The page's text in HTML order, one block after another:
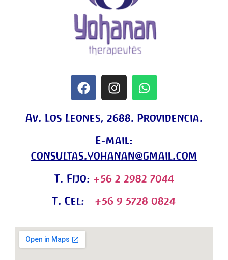
Av. Los Leones, 2688. Providencia.
E-mail:
consultas.yohanan@gmail.com
T. Fijo: +56 2 2982 7044
T. Cel: +56 9 5728 0824